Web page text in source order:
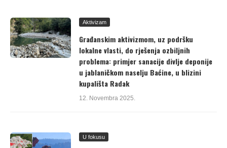
Aktivizam
Građanskim aktivizmom, uz podršku
lokalne vlasti, do rješenja ozbiljnih
problema: primjer sanacije divlje deponije
u jablaničkom naselju Baćine, u blizini
kupališta Radak
12. Novembra 2025.
U fokusu